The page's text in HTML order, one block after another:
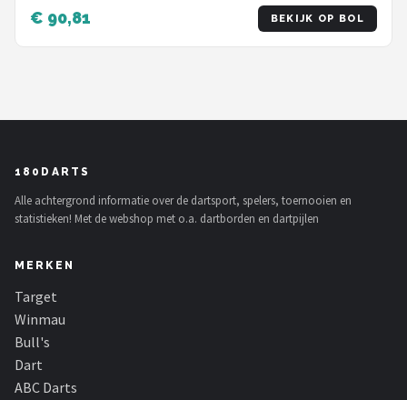
€ 90,81 BEKIJK OP BOL
180DARTS
Alle achtergrond informatie over de dartsport, spelers, toernooien en
statistieken! Met de webshop met o.a. dartborden en dartpijlen
MERKEN
Target
Winmau
Bull's
Dart
ABC Darts